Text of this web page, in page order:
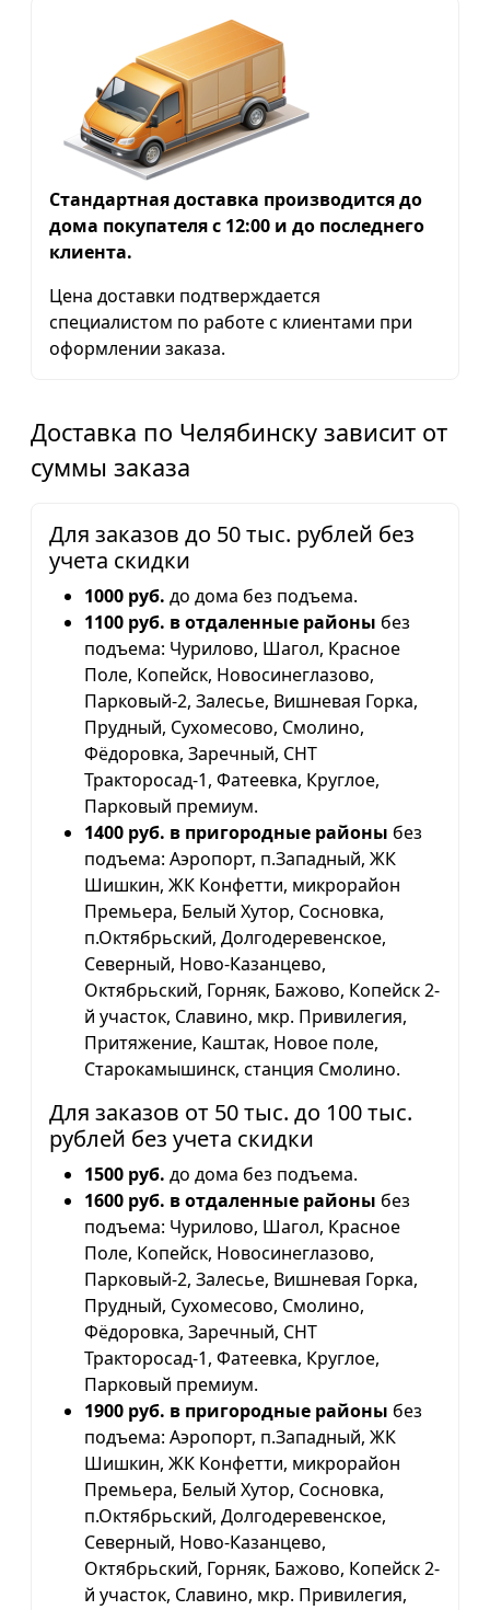
Стандартная доставка производится до
дома покупателя с 12:00 и до последнего
клиента.
Цена доставки подтверждается
специалистом по работе с клиентами при
оформлении заказа.
Доставка по Челябинску зависит от
суммы заказа
Для заказов до 50 тыс. рублей без
учета скидки
1000 руб. до дома без подъема.
1100 руб. в отдаленные районы без
подъема: Чурилово, Шагол, Красное
Поле, Копейск, Новосинеглазово,
Парковый-2, Залесье, Вишневая Горка,
Прудный, Сухомесово, Смолино,
Фёдоровка, Заречный, СНТ
Тракторосад-1, Фатеевка, Круглое,
Парковый премиум.
1400 руб. в пригородные районы без
подъема: Аэропорт, п.Западный, ЖК
Шишкин, ЖК Конфетти, микрорайон
Премьера, Белый Хутор, Сосновка,
п.Октябрьский, Долгодеревенское,
Северный, Ново-Казанцево,
Октябрьский, Горняк, Бажово, Копейск 2-
й участок, Славино, мкр. Привилегия,
Притяжение, Каштак, Новое поле,
Старокамышинск, станция Смолино.
Для заказов от 50 тыс. до 100 тыс.
рублей без учета скидки
1500 руб. до дома без подъема.
1600 руб. в отдаленные районы без
подъема: Чурилово, Шагол, Красное
Поле, Копейск, Новосинеглазово,
Парковый-2, Залесье, Вишневая Горка,
Прудный, Сухомесово, Смолино,
Фёдоровка, Заречный, СНТ
Тракторосад-1, Фатеевка, Круглое,
Парковый премиум.
1900 руб. в пригородные районы без
подъема: Аэропорт, п.Западный, ЖК
Шишкин, ЖК Конфетти, микрорайон
Премьера, Белый Хутор, Сосновка,
п.Октябрьский, Долгодеревенское,
Северный, Ново-Казанцево,
Октябрьский, Горняк, Бажово, Копейск 2-
й участок, Славино, мкр. Привилегия,